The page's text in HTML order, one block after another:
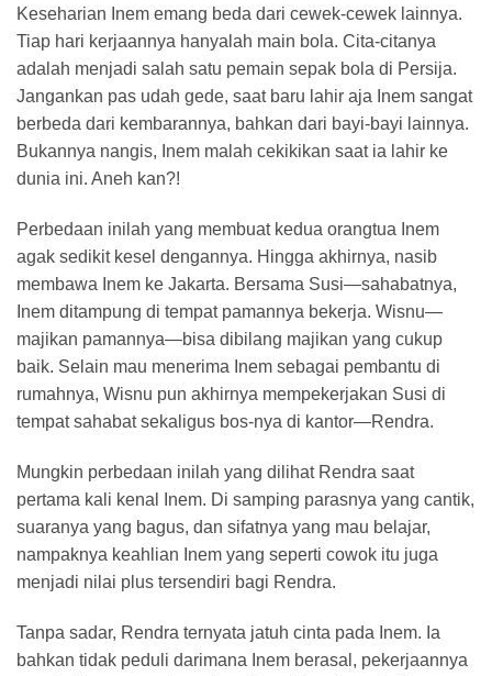
Keseharian Inem emang beda dari cewek-cewek lainnya.
Tiap hari kerjaannya hanyalah main bola. Cita-citanya
adalah menjadi salah satu pemain sepak bola di Persija.
Jangankan pas udah gede, saat baru lahir aja Inem sangat
berbeda dari kembarannya, bahkan dari bayi-bayi lainnya.
Bukannya nangis, Inem malah cekikikan saat ia lahir ke
dunia ini. Aneh kan?!
Perbedaan inilah yang membuat kedua orangtua Inem
agak sedikit kesel dengannya. Hingga akhirnya, nasib
membawa Inem ke Jakarta. Bersama Susi—sahabatnya,
Inem ditampung di tempat pamannya bekerja. Wisnu—
majikan pamannya—bisa dibilang majikan yang cukup
baik. Selain mau menerima Inem sebagai pembantu di
rumahnya, Wisnu pun akhirnya mempekerjakan Susi di
tempat sahabat sekaligus bos-nya di kantor—Rendra.
Mungkin perbedaan inilah yang dilihat Rendra saat
pertama kali kenal Inem. Di samping parasnya yang cantik,
suaranya yang bagus, dan sifatnya yang mau belajar,
nampaknya keahlian Inem yang seperti cowok itu juga
menjadi nilai plus tersendiri bagi Rendra.
Tanpa sadar, Rendra ternyata jatuh cinta pada Inem. Ia
bahkan tidak peduli darimana Inem berasal, pekerjaannya